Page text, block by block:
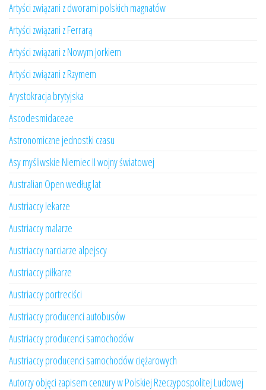
Artyści związani z dworami polskich magnatów
Artyści związani z Ferrarą
Artyści związani z Nowym Jorkiem
Artyści związani z Rzymem
Arystokracja brytyjska
Ascodesmidaceae
Astronomiczne jednostki czasu
Asy myśliwskie Niemiec II wojny światowej
Australian Open według lat
Austriaccy lekarze
Austriaccy malarze
Austriaccy narciarze alpejscy
Austriaccy piłkarze
Austriaccy portreciści
Austriaccy producenci autobusów
Austriaccy producenci samochodów
Austriaccy producenci samochodów ciężarowych
Autorzy objęci zapisem cenzury w Polskiej Rzeczypospolitej Ludowej